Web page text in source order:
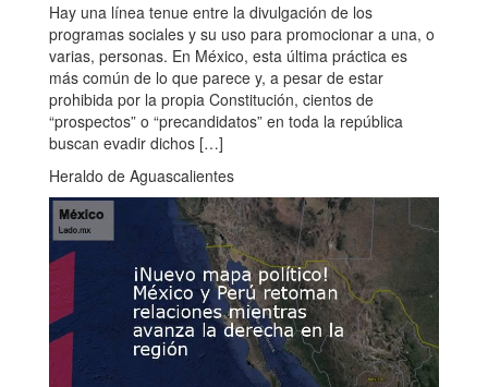
Hay una línea tenue entre la divulgación de los
programas sociales y su uso para promocionar a una, o
varias, personas. En México, esta última práctica es
más común de lo que parece y, a pesar de estar
prohibida por la propia Constitución, cientos de
“prospectos” o “precandidatos” en toda la república
buscan evadir dichos […]
Heraldo de Aguascalientes